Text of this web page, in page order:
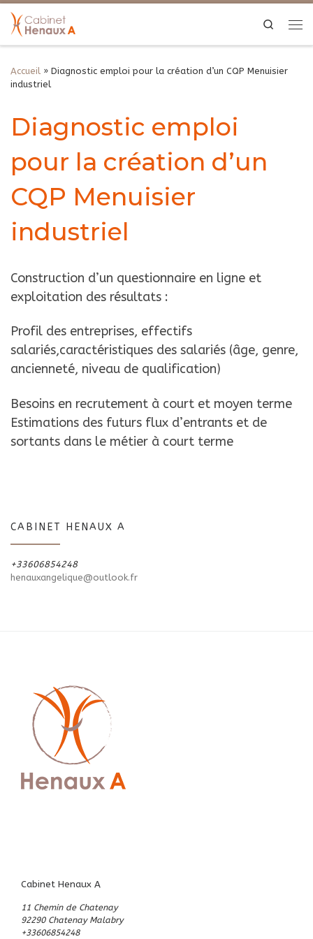
Search
Accueil » Diagnostic emploi pour la création d’un CQP Menuisier
industriel
Diagnostic emploi
pour la création d’un
CQP Menuisier
industriel
Construction d’un questionnaire en ligne et
exploitation des résultats :
Profil des entreprises, effectifs
salariés,caractéristiques des salariés (âge, genre,
ancienneté, niveau de qualification)
Besoins en recrutement à court et moyen terme
Estimations des futurs flux d’entrants et de
sortants dans le métier à court terme
CABINET HENAUX A
+33606854248
henauxangelique@outlook.fr
Cabinet Henaux A
11 Chemin de Chatenay
92290 Chatenay Malabry
+33606854248